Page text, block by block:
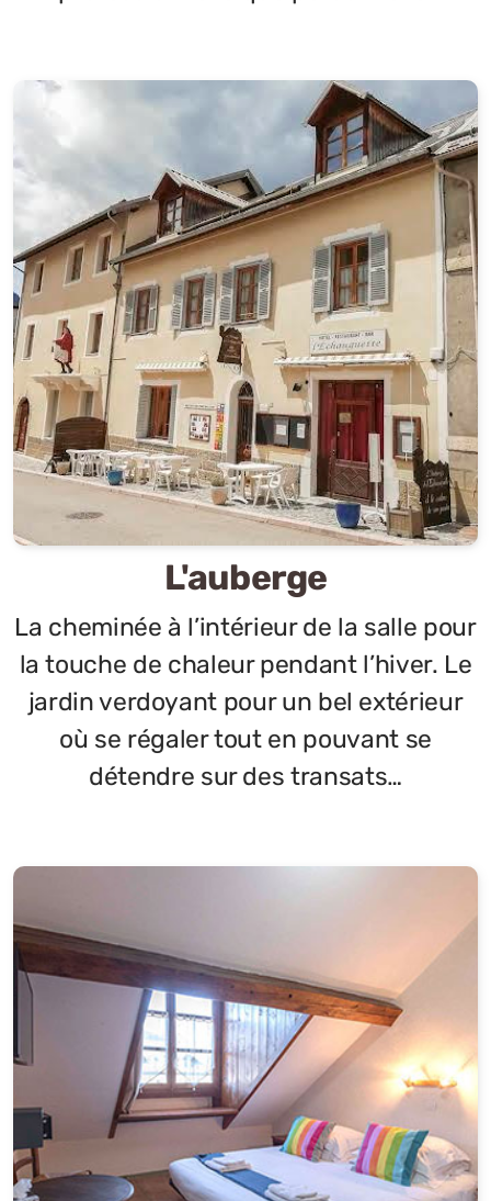
L'auberge
La cheminée à l’intérieur de la salle pour
la touche de chaleur pendant l’hiver. Le
jardin verdoyant pour un bel extérieur
où se régaler tout en pouvant se
détendre sur des transats…